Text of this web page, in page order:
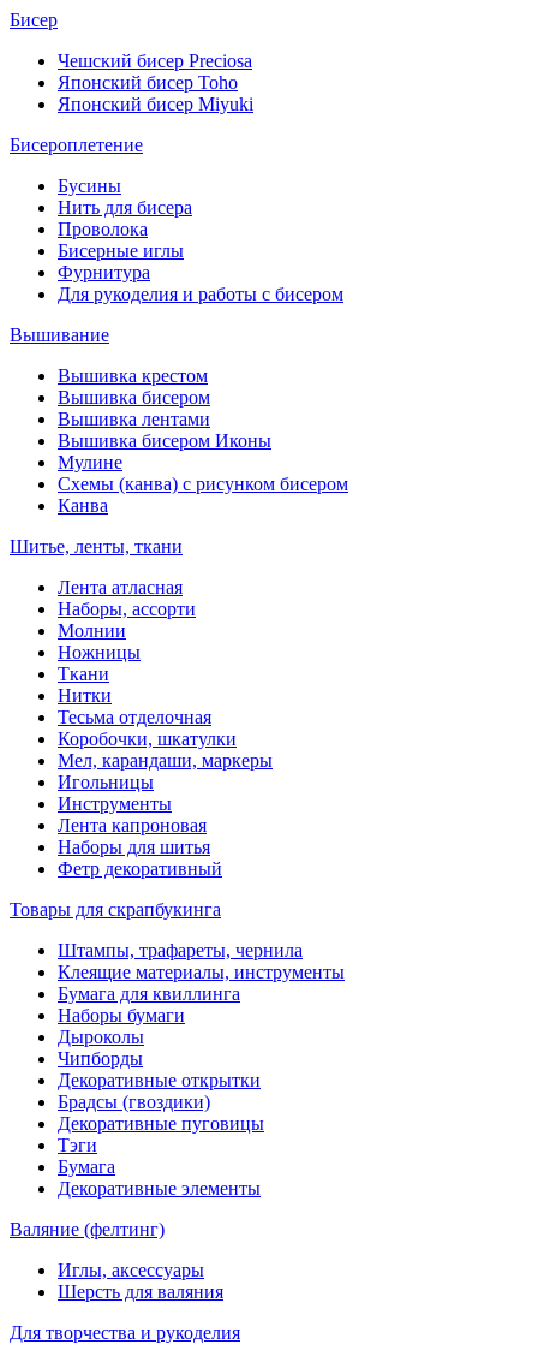
Бисер
Чешский бисер Preciosa
Японский бисер Toho
Японский бисер Miyuki
Бисероплетение
Бусины
Нить для бисера
Проволока
Бисерные иглы
Фурнитура
Для рукоделия и работы с бисером
Вышивание
Вышивка крестом
Вышивка бисером
Вышивка лентами
Вышивка бисером Иконы
Мулине
Схемы (канва) с рисунком бисером
Канва
Шитье, ленты, ткани
Лента атласная
Наборы, ассорти
Молнии
Ножницы
Ткани
Нитки
Тесьма отделочная
Коробочки, шкатулки
Мел, карандаши, маркеры
Игольницы
Инструменты
Лента капроновая
Наборы для шитья
Фетр декоративный
Товары для скрапбукинга
Штампы, трафареты, чернила
Клеящие материалы, инструменты
Бумага для квиллинга
Наборы бумаги
Дыроколы
Чипборды
Декоративные открытки
Брадсы (гвоздики)
Декоративные пуговицы
Тэги
Бумага
Декоративные элементы
Валяние (фелтинг)
Иглы, аксессуары
Шерсть для валяния
Для творчества и рукоделия